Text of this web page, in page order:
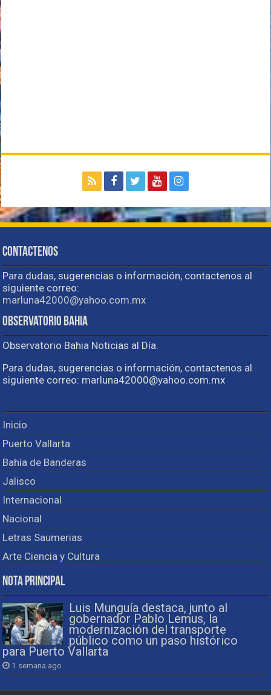
Contactenos
Para dudas, sugerencias o información, contactenos al
siguiente correo:
marluna42000@yahoo.com.mx
Observatorio Bahia
Observatorio Bahia Noticias al Día.
Para dudas, sugerencias o información, contactenos al
siguiente correo: marluna42000@yahoo.com.mx
Inicio
Puerto Vallarta
Bahía de Banderas
Jalisco
Internacional
Nacional
Letras Saumerias
Arte Ciencia y Cultura
Nota Principal
Luis Munguía destaca, junto al
gobernador Pablo Lemus, la
modernización del transporte
público como un paso histórico
para Puerto Vallarta
1 semana ago